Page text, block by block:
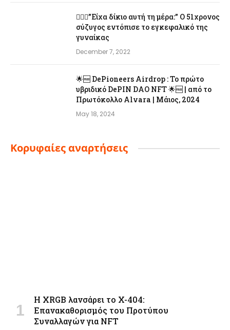
👨‍❤️‍👩”Είχα δίκιο αυτή τη μέρα:” Ο 51χρονος
σύζυγος εντόπισε το εγκεφαλικό της
γυναίκας
December 7, 2022
🌟🆓 DePioneers Airdrop : Το πρώτο
υβριδικό DePIN DAO NFT 🌟🆓 | από το
Πρωτόκολλο Alvara | Μάιος, 2024
May 18, 2024
Κορυφαίες αναρτήσεις
Η XRGB λανσάρει το X-404:
Επανακαθορισμός του Προτύπου
Συναλλαγών για NFT